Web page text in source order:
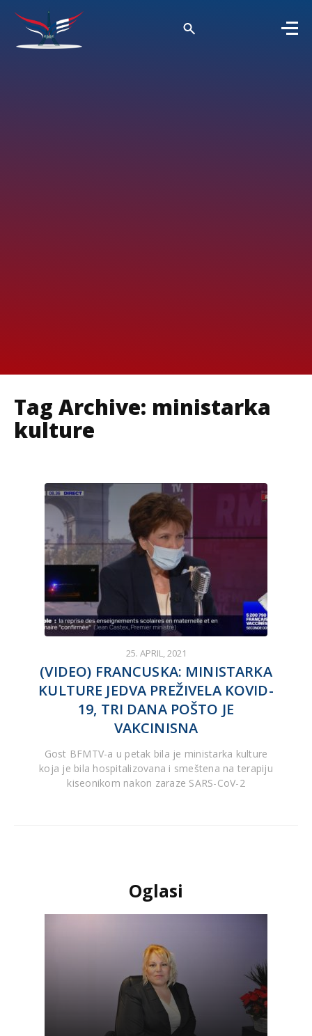
Tag Archive: ministarka
kulture
25. APRIL, 2021
(VIDEO) FRANCUSKA: MINISTARKA
KULTURE JEDVA PREŽIVELA KOVID-
19, TRI DANA POŠTO JE
VAKCINISNA
Gost BFMTV-a u petak bila je ministarka kulture
koja je bila hospitalizovana i smeštena na terapiju
kiseonikom nakon zaraze SARS-CoV-2
Oglasi